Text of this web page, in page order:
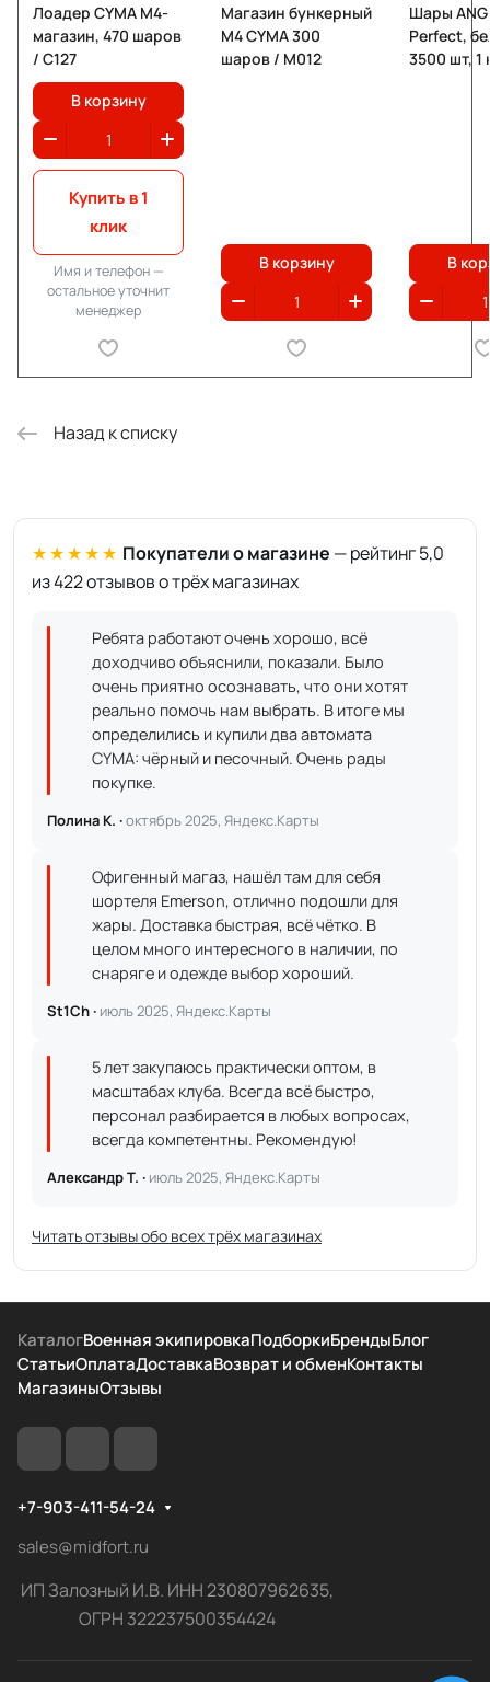
Лоадер CYMA M4-
магазин, 470 шаров
/ C127
В корзину
Купить в 1
клик
Имя и телефон —
остальное уточнит
менеджер
Магазин бункерный
M4 CYMA 300
шаров / М012
В корзину
Шары
Perfect,
3500 шт, 1
В
Назад к списку
★★★★★ Покупатели о магазине — рейтинг 5,0
из 422 отзывов о трёх магазинах
Ребята работают очень хорошо, всё
доходчиво объяснили, показали. Было
очень приятно осознавать, что они хотят
реально помочь нам выбрать. В итоге мы
определились и купили два автомата
CYMA: чёрный и песочный. Очень рады
покупке.
Полина К. ·октябрь 2025, Яндекс.Карты
Офигенный магаз, нашёл там для себя
шортеля Emerson, отлично подошли для
жары. Доставка быстрая, всё чётко. В
целом много интересного в наличии, по
снаряге и одежде выбор хороший.
St1Ch · июль 2025, Яндекс.Карты
5 лет закупаюсь практически оптом, в
масштабах клуба. Всегда всё быстро,
персонал разбирается в любых вопросах,
всегда компетентны. Рекомендую!
Александр Т. · июль 2025, Яндекс.Карты
Читать отзывы обо всех трёх магазинах
КаталогВоенная экипировкаПодборкиБрендыБлог
СтатьиОплатаДоставкаВозврат и обменКонтакты
МагазиныОтзывы
+7-903-411-54-24
sales@midfort.ru
ИП Залозный И.В. ИНН 230807962635,
ОГРН 322237500354424